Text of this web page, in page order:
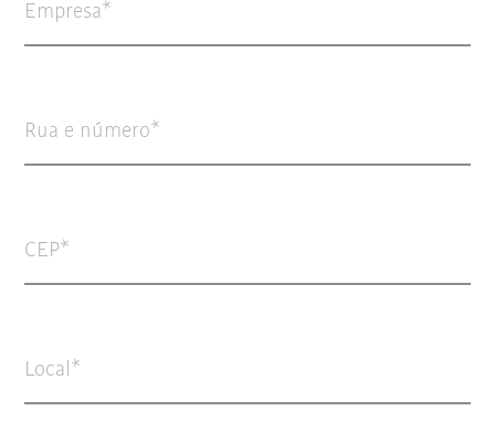
Empresa
Rua e número
CEP
Local